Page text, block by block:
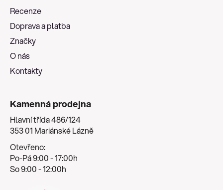
Recenze
Doprava a platba
Značky
O nás
Kontakty
Kamenná prodejna
Hlavní třída 486/124
353 01 Mariánské Lázně
Otevřeno:
Po-Pá 9:00 - 17:00h
So 9:00 - 12:00h